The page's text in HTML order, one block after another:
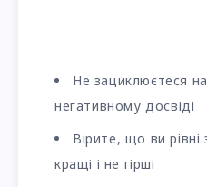
Не зациклюєтеся
негативному досвіді
Вірите, що ви рівні
кращі і не гірші